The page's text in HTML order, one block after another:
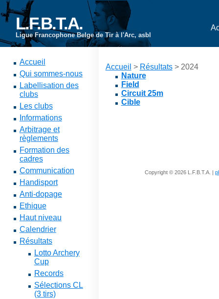
L.F.B.T.A.
Ligue Francophone Belge de Tir à l'Arc, asbl
Accueil
Qui sommes-nous
Labellisation des
clubs
Les clubs
Informations
Arbitrage et
règlements
Formation des
cadres
Communication
Handisport
Anti-dopage
Ethique
Haut niveau
Calendrier
Résultats
Lotto Archery
Cup
Records
Sélections CL
(3 tirs)
Accueil > Résultats> 2024
Nature
Field
Circuit 25m
Cible
Copyright © 2026 L.F.B.T.A. |